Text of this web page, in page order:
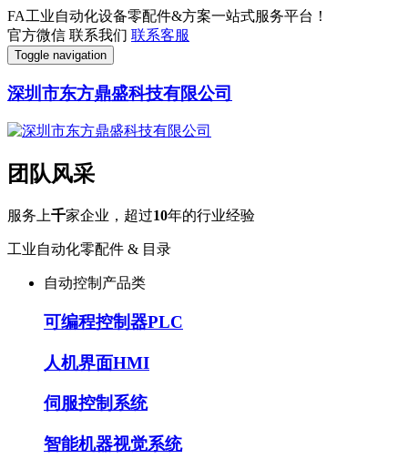
FA工业自动化设备零配件&方案一站式服务平台！
官方微信 联系我们 联系客服
Toggle navigation
深圳市东方鼎盛科技有限公司
团队风采
服务上千家企业，超过10年的行业经验
工业自动化零配件 & 目录
自动控制产品类
可编程控制器PLC
人机界面HMI
伺服控制系统
智能机器视觉系统